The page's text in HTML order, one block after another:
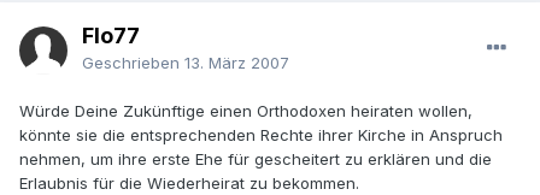
Flo77
Geschrieben 13. März 2007
Würde Deine Zukünftige einen Orthodoxen heiraten wollen,
könnte sie die entsprechenden Rechte ihrer Kirche in Anspruch
nehmen, um ihre erste Ehe für gescheitert zu erklären und die
Erlaubnis für die Wiederheirat zu bekommen.